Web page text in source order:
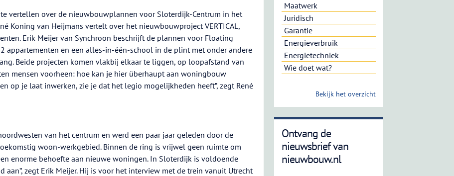
vertellen over de nieuwbouwplannen voor Sloterdijk-Centrum in het
Koning van Heijmans vertelt over het nieuwbouwproject VERTICAL,
Erik Meijer van Synchroon beschrijft de plannen voor Floating
appartementen en een alles-in-één-school in de plint met onder andere
Beide projecten komen vlakbij elkaar te liggen, op loopafstand van
mensen voorheen: hoe kan je hier überhaupt aan woningbouw
op je laat inwerken, zie je dat het legio mogelijkheden heeft”, zegt René
van het centrum en werd een paar jaar geleden door de
woon-werkgebied. Binnen de ring is vrijwel geen ruimte om
enorme behoefte aan nieuwe woningen. In Sloterdijk is voldoende
aan”, zegt Erik Meijer. Hij is voor het interview met de trein vanuit Utrecht
Maatwerk
Juridisch
Garantie
Energieverbruik
Energietechniek
Wie doet wat?
Bekijk het overzicht
Ontvang de
nieuwsbrief van
nieuwbouw.nl